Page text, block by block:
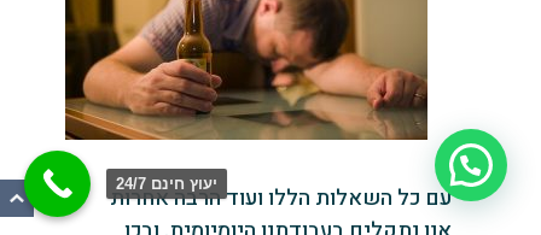
עם כל השאלות הללו ועוד הרבה אחרות
יעוץ חינם 24/7